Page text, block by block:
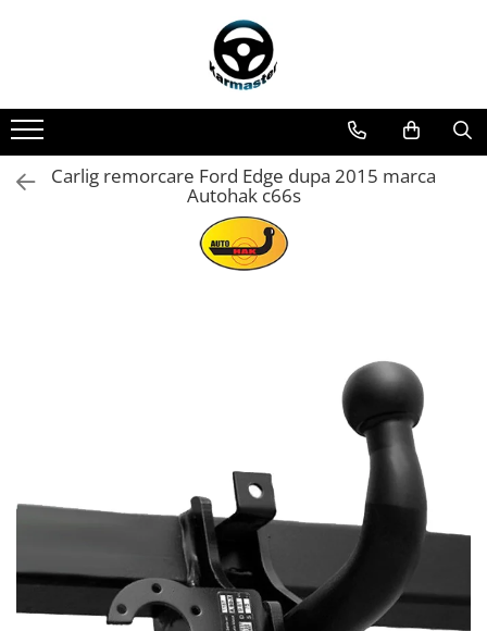
Accesorii carlige de remorcare
Accesorii cutii portbagaj
Accesorii remorci
Amortizoare osie remorci
Carlige BYD
Carlige Chery
Carlige Chevrolet
Carlig remorcare Ford Edge dupa 2015 marca
Autohak c66s